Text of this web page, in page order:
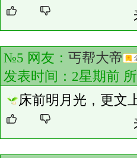
№5 网友： 丐帮大帝
发表时间：2星期前 所
床前明月光，更文